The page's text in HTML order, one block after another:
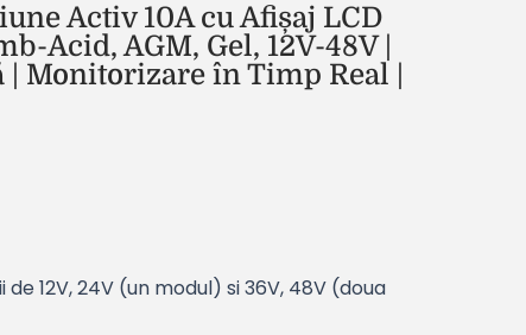
Activ 10A cu Afișaj LCD
Acid, AGM, Gel, 12V-48V |
| Monitorizare în Timp Real |
de 12V, 24V (un modul) si 36V, 48V (doua